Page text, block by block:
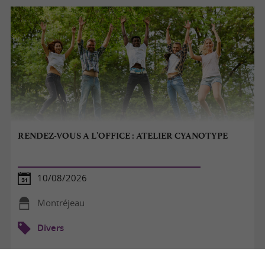
RENDEZ-VOUS A L'OFFICE : ATELIER CYANOTYPE
10/08/2026
Montréjeau
Divers